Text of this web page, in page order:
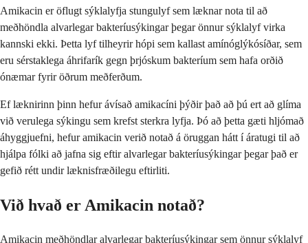
Amikacin er öflugt sýklalyfja stungulyf sem læknar nota til að
meðhöndla alvarlegar bakteríusýkingar þegar önnur sýklalyf virka
kannski ekki. Þetta lyf tilheyrir hópi sem kallast amínóglýkósíðar, sem
eru sérstaklega áhrifarík gegn þrjóskum bakteríum sem hafa orðið
ónæmar fyrir öðrum meðferðum.
Ef læknirinn þinn hefur ávísað amikacíni þýðir það að þú ert að glíma
við verulega sýkingu sem krefst sterkra lyfja. Þó að þetta gæti hljómað
áhyggjuefni, hefur amikacin verið notað á öruggan hátt í áratugi til að
hjálpa fólki að jafna sig eftir alvarlegar bakteríusýkingar þegar það er
gefið rétt undir læknisfræðilegu eftirliti.
Við hvað er Amikacin notað?
Amikacin meðhöndlar alvarlegar bakteríusýkingar sem önnur sýklalyf